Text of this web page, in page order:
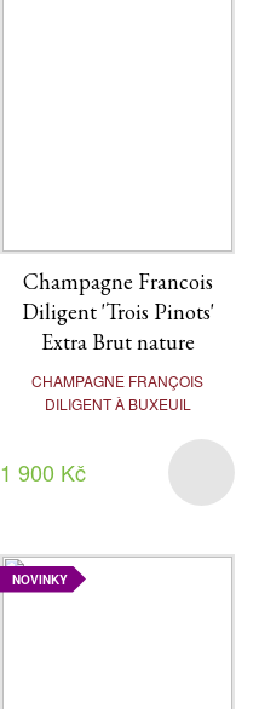
Champagne Francois
Diligent 'Trois Pinots'
Extra Brut nature
CHAMPAGNE FRANÇOIS
DILIGENT À BUXEUIL
1 900 Kč
NOVINKY